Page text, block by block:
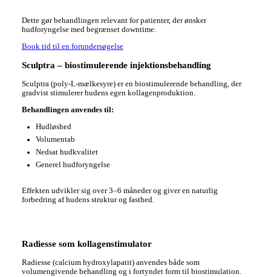
Dette gør behandlingen relevant for patienter, der ønsker
hudforyngelse med begrænset downtime.
Book tid til en forundersøgelse
Sculptra – biostimulerende injektionsbehandling
Sculptra (poly-L-mælkesyre) er en biostimulerende behandling, der
gradvist stimulerer hudens egen kollagenproduktion.
Behandlingen anvendes til:
Hudløshed
Volumentab
Nedsat hudkvalitet
Generel hudforyngelse
Effekten udvikler sig over 3–6 måneder og giver en naturlig
forbedring af hudens struktur og fasthed.
Radiesse som kollagenstimulator
Radiesse (calcium hydroxylapatit) anvendes både som
volumengivende behandling og i fortyndet form til biostimulation.